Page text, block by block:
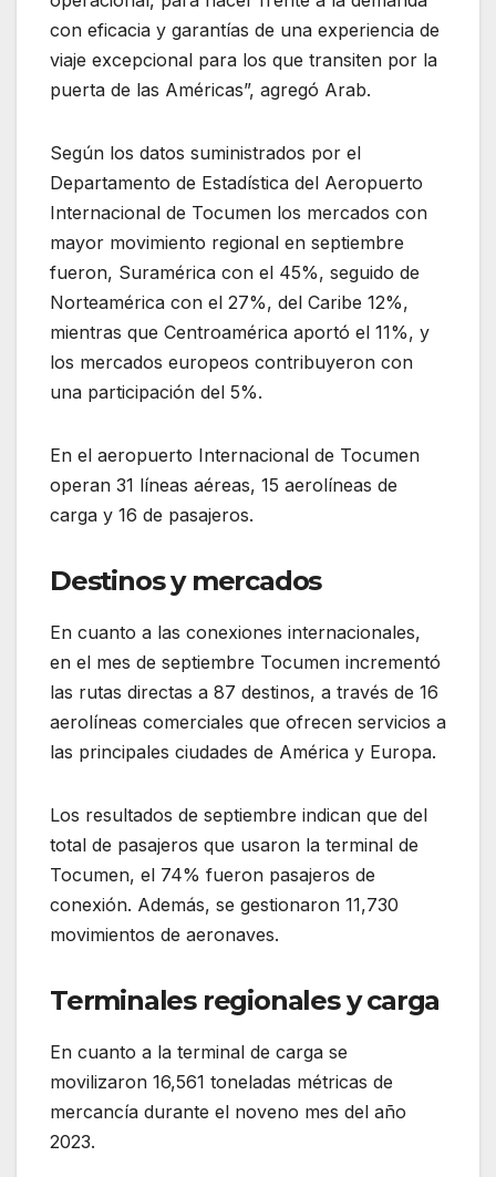
con eficacia y garantías de una experiencia de
viaje excepcional para los que transiten por la
puerta de las Américas”, agregó Arab.
Según los datos suministrados por el
Departamento de Estadística del Aeropuerto
Internacional de Tocumen los mercados con
mayor movimiento regional en septiembre
fueron, Suramérica con el 45%, seguido de
Norteamérica con el 27%, del Caribe 12%,
mientras que Centroamérica aportó el 11%, y
los mercados europeos contribuyeron con
una participación del 5%.
En el aeropuerto Internacional de Tocumen
operan 31 líneas aéreas, 15 aerolíneas de
carga y 16 de pasajeros.
Destinos y mercados
En cuanto a las conexiones internacionales,
en el mes de septiembre Tocumen incrementó
las rutas directas a 87 destinos, a través de 16
aerolíneas comerciales que ofrecen servicios a
las principales ciudades de América y Europa.
Los resultados de septiembre indican que del
total de pasajeros que usaron la terminal de
Tocumen, el 74% fueron pasajeros de
conexión. Además, se gestionaron 11,730
movimientos de aeronaves.
Terminales regionales y carga
En cuanto a la terminal de carga se
movilizaron 16,561 toneladas métricas de
mercancía durante el noveno mes del año
2023.